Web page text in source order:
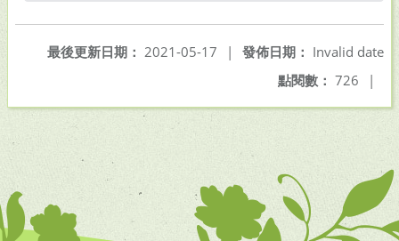
發佈日期： Invalid date
最後更新日期： 2021-05-17
|
點閱數： 726 |